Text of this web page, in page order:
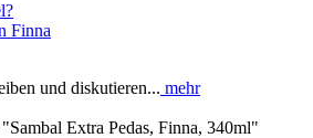
Finna
und diskutieren... mehr
Extra Pedas, Finna, 340ml"